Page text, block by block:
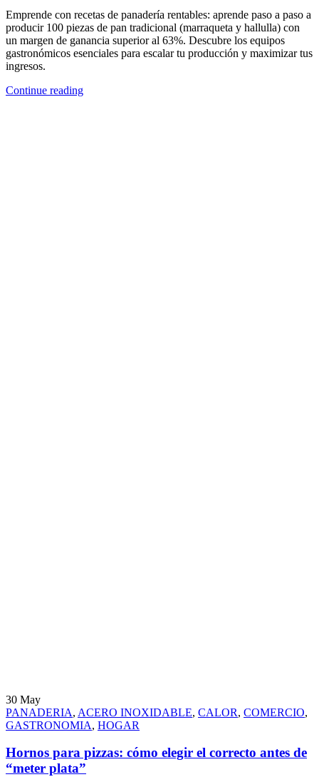
Emprende con recetas de panadería rentables: aprende paso a paso a
producir 100 piezas de pan tradicional (marraqueta y hallulla) con
un margen de ganancia superior al 63%. Descubre los equipos
gastronómicos esenciales para escalar tu producción y maximizar tus
ingresos.
Continue reading
30 May
PANADERIA, ACERO INOXIDABLE, CALOR, COMERCIO,
GASTRONOMIA, HOGAR
Hornos para pizzas: cómo elegir el correcto antes de
“meter plata”